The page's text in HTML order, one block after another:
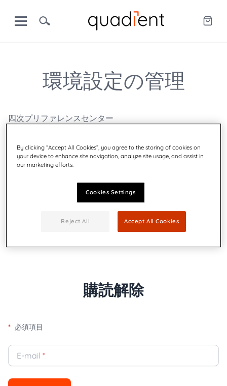
環境設定の管理
四次プリファレンスセンター
了したら[設定の更新]をクリックします。 当社からのマー
ケティング電子メールの一部または全部を受信しないこ
に関連するメッセージ、またはお客様のアカウントまた
は契約に関する情報など、当社の取引電子メールは引き
購読解除
* 必須項目
E-mail *
By clicking “Accept All Cookies”, you agree to the storing of cookies on
your device to enhance site navigation, analyze site usage, and assist in
our marketing efforts.
Cookies Settings
Reject All Accept All Cookies